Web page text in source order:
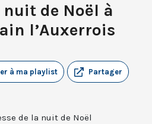
nuit de Noël à
l’Auxerrois
Partager
à ma playlist
de la nuit de Noël